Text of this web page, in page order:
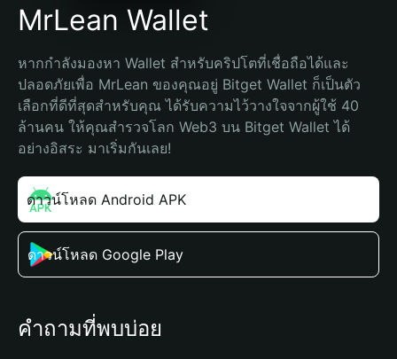
MrLean Wallet
หากกำลังมองหา Wallet สำหรับคริปโตที่เชื่อถือได้และ
ปลอดภัยเพื่อ MrLean ของคุณอยู่ Bitget Wallet ก็เป็นตัว
เลือกที่ดีที่สุดสำหรับคุณ ได้รับความไว้วางใจจากผู้ใช้ 40
ล้านคน ให้คุณสำรวจโลก Web3 บน Bitget Wallet ได้
อย่างอิสระ มาเริ่มกันเลย!
ดาวน์โหลด Android APK
ดาวน์โหลด Google Play
คำถามที่พบบ่อย